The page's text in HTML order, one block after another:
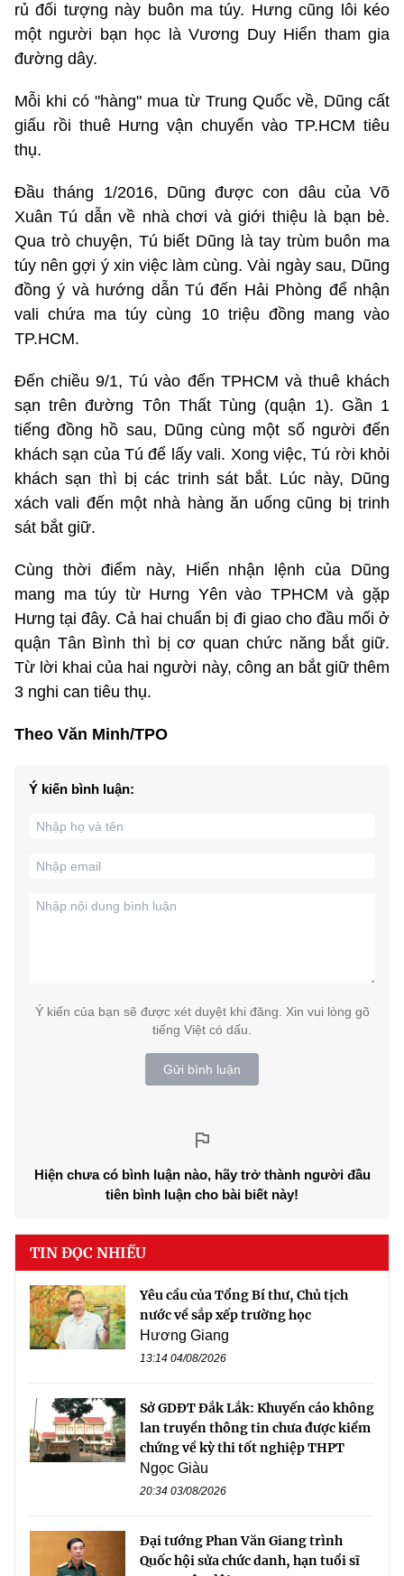
rủ đối tượng này buôn ma túy. Hưng cũng lôi kéo
một người bạn học là Vương Duy Hiển tham gia
đường dây.
Mỗi khi có "hàng" mua từ Trung Quốc về, Dũng cất
giấu rồi thuê Hưng vận chuyển vào TP.HCM tiêu
thụ.
Đầu tháng 1/2016, Dũng được con dâu của Võ
Xuân Tú dẫn về nhà chơi và giới thiệu là bạn bè.
Qua trò chuyện, Tú biết Dũng là tay trùm buôn ma
túy nên gợi ý xin việc làm cùng. Vài ngày sau, Dũng
đồng ý và hướng dẫn Tú đến Hải Phòng để nhận
vali chứa ma túy cùng 10 triệu đồng mang vào
TP.HCM.
Đến chiều 9/1, Tú vào đến TPHCM và thuê khách
sạn trên đường Tôn Thất Tùng (quận 1). Gần 1
tiếng đồng hồ sau, Dũng cùng một số người đến
khách sạn của Tú để lấy vali. Xong việc, Tú rời khỏi
khách sạn thì bị các trinh sát bắt. Lúc này, Dũng
xách vali đến một nhà hàng ăn uống cũng bị trinh
sát bắt giữ.
Cùng thời điểm này, Hiển nhận lệnh của Dũng
mang ma túy từ Hưng Yên vào TPHCM và gặp
Hưng tại đây. Cả hai chuẩn bị đi giao cho đầu mối ở
quận Tân Bình thì bị cơ quan chức năng bắt giữ.
Từ lời khai của hai người này, công an bắt giữ thêm
3 nghi can tiêu thụ.
Theo Văn Minh/TPO
Ý kiến bình luận:
Ý kiến của bạn sẽ được xét duyệt khi đăng. Xin vui lòng gõ
tiếng Việt có dấu.
Gửi bình luận
Hiện chưa có bình luận nào, hãy trở thành người đầu
tiên bình luận cho bài biết này!
TIN ĐỌC NHIỀU
Yêu cầu của Tổng Bí thư, Chủ tịch
nước về sắp xếp trường học
Hương Giang
13:14 04/08/2026
Sở GDĐT Đắk Lắk: Khuyến cáo không
lan truyền thông tin chưa được kiểm
chứng về kỳ thi tốt nghiệp THPT
Ngọc Giàu
20:34 03/08/2026
Đại tướng Phan Văn Giang trình
Quốc hội sửa chức danh, hạn tuổi sĩ